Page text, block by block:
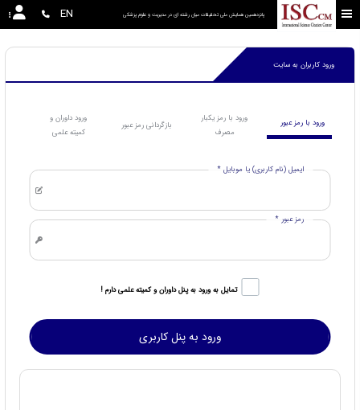
پانزدهمین همایش ملی تحقیقات میان رشته ای در مديريت و علوم پزشکی EN
ورود کاربران به سایت
ورود با رمز عبور
ورود با رمز یکبار
مصرف
بازگردانی رمز عبور
ورود داوران و
کمیته علمی
ایمیل (نام کاربری) یا موبایل *
رمز عبور *
تمایل به ورود به پنل داوران و کمیته علمی دارم !
ورود به پنل کاربری